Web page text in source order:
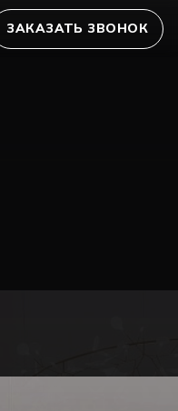
ЗАКАЗАТЬ ЗВОНОК